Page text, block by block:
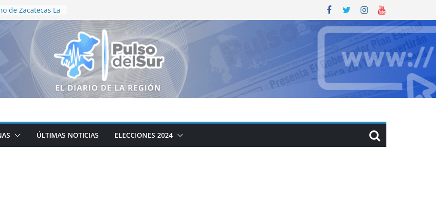
de Zacatecas La
Motociclismo
recorren el
en
en vida
Aguascalientes
en
zacatecano
de la cocina
DIF
ÚLTIMAS NOTICIAS ELECCIONES 2024